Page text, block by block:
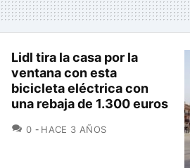
Lidl tira la casa por la
ventana con esta
bicicleta eléctrica con
una rebaja de 1.300 euros
0 COMENTARIOS
HACE 3 AÑOS